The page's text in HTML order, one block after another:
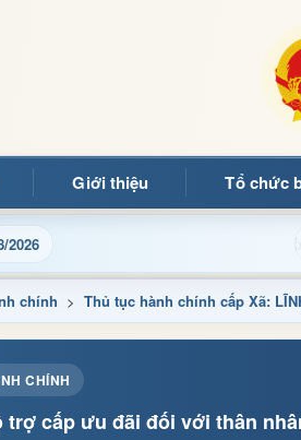
Giới thiệu Tổ chức
2026 thông tin điện tử xã Mường Ảng
chính > Thủ tục hành chính cấp Xã:
CHÍNH
trợ cấp ưu đãi đối với thân